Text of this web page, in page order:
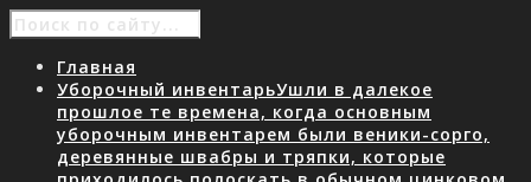
Главная
Уборочный инвентарьУшли в далекое
прошлое те времена, когда основным
уборочным инвентарем были веники-сорго,
деревянные швабры и тряпки, которые